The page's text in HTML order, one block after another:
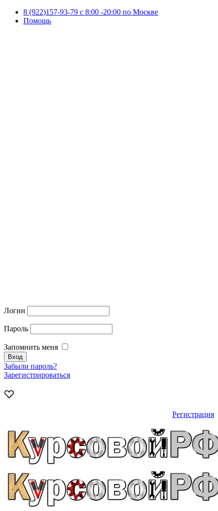
8 (922)157-93-79 c 8:00 -20:00 по Москве
Помощь
Логин
Пароль
Запомнить меня
Забыли пароль?
Зарегистрироваться
Регистрация